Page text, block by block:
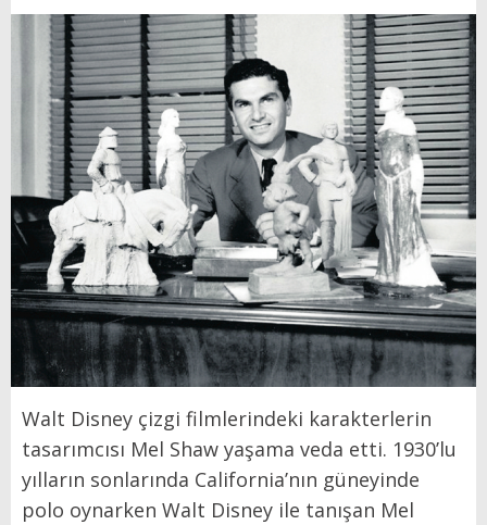
Walt Disney çizgi filmlerindeki karakterlerin
tasarımcısı Mel Shaw yaşama veda etti. 1930’lu
yılların sonlarında California’nın güneyinde
polo oynarken Walt Disney ile tanışan Mel